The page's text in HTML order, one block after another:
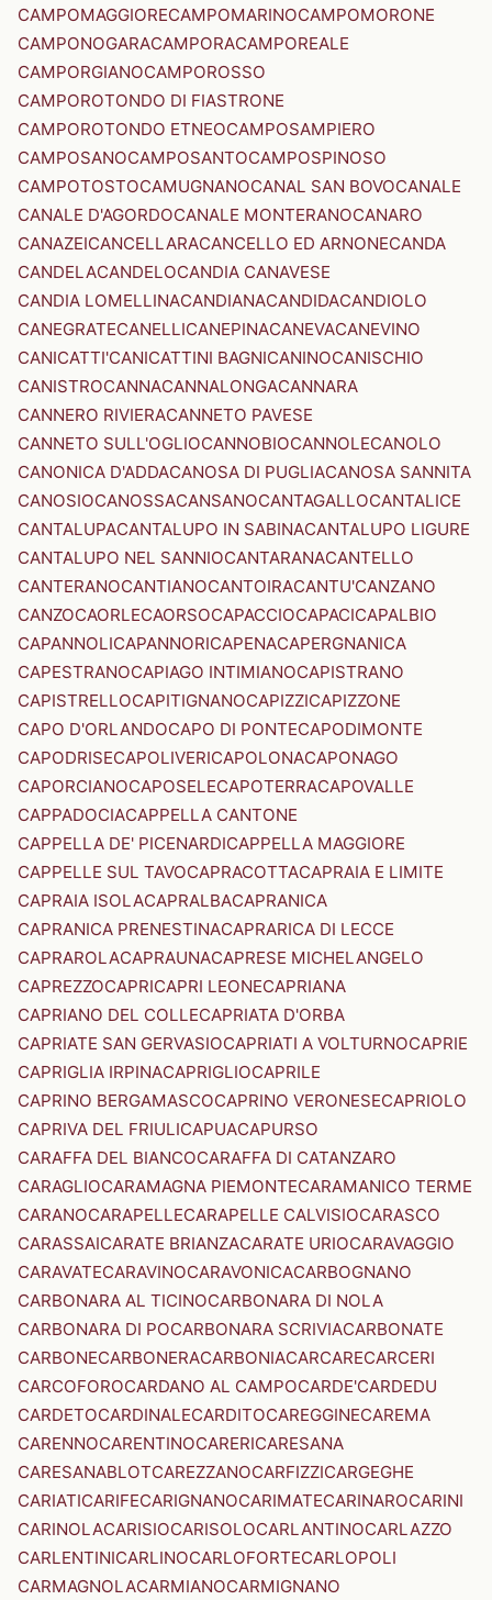
CAMPOMAGGIORECAMPOMARINOCAMPOMORONE
CAMPONOGARACAMPORACAMPOREALE
CAMPORGIANOCAMPOROSSO
CAMPOROTONDO DI FIASTRONE
CAMPOROTONDO ETNEOCAMPOSAMPIERO
CAMPOSANOCAMPOSANTOCAMPOSPINOSO
CAMPOTOSTOCAMUGNANOCANAL SAN BOVOCANALE
CANALE D'AGORDOCANALE MONTERANOCANARO
CANAZEICANCELLARACANCELLO ED ARNONECANDA
CANDELACANDELOCANDIA CANAVESE
CANDIA LOMELLINACANDIANACANDIDACANDIOLO
CANEGRATECANELLICANEPINACANEVACANEVINO
CANICATTI'CANICATTINI BAGNICANINOCANISCHIO
CANISTROCANNACANNALONGACANNARA
CANNERO RIVIERACANNETO PAVESE
CANNETO SULL'OGLIOCANNOBIOCANNOLECANOLO
CANONICA D'ADDACANOSA DI PUGLIACANOSA SANNITA
CANOSIOCANOSSACANSANOCANTAGALLOCANTALICE
CANTALUPACANTALUPO IN SABINACANTALUPO LIGURE
CANTALUPO NEL SANNIOCANTARANACANTELLO
CANTERANOCANTIANOCANTOIRACANTU'CANZANO
CANZOCAORLECAORSOCAPACCIOCAPACICAPALBIO
CAPANNOLICAPANNORICAPENACAPERGNANICA
CAPESTRANOCAPIAGO INTIMIANOCAPISTRANO
CAPISTRELLOCAPITIGNANOCAPIZZICAPIZZONE
CAPO D'ORLANDOCAPO DI PONTECAPODIMONTE
CAPODRISECAPOLIVERICAPOLONACAPONAGO
CAPORCIANOCAPOSELECAPOTERRACAPOVALLE
CAPPADOCIACAPPELLA CANTONE
CAPPELLA DE' PICENARDICAPPELLA MAGGIORE
CAPPELLE SUL TAVOCAPRACOTTACAPRAIA E LIMITE
CAPRAIA ISOLACAPRALBACAPRANICA
CAPRANICA PRENESTINACAPRARICA DI LECCE
CAPRAROLACAPRAUNACAPRESE MICHELANGELO
CAPREZZOCAPRICAPRI LEONECAPRIANA
CAPRIANO DEL COLLECAPRIATA D'ORBA
CAPRIATE SAN GERVASIOCAPRIATI A VOLTURNOCAPRIE
CAPRIGLIA IRPINACAPRIGLIOCAPRILE
CAPRINO BERGAMASCOCAPRINO VERONESECAPRIOLO
CAPRIVA DEL FRIULICAPUACAPURSO
CARAFFA DEL BIANCOCARAFFA DI CATANZARO
CARAGLIOCARAMAGNA PIEMONTECARAMANICO TERME
CARANOCARAPELLECARAPELLE CALVISIOCARASCO
CARASSAICARATE BRIANZACARATE URIOCARAVAGGIO
CARAVATECARAVINOCARAVONICACARBOGNANO
CARBONARA AL TICINOCARBONARA DI NOLA
CARBONARA DI POCARBONARA SCRIVIACARBONATE
CARBONECARBONERACARBONIACARCARECARCERI
CARCOFOROCARDANO AL CAMPOCARDE'CARDEDU
CARDETOCARDINALECARDITOCAREGGINECAREMA
CARENNOCARENTINOCARERICARESANA
CARESANABLOTCAREZZANOCARFIZZICARGEGHE
CARIATICARIFECARIGNANOCARIMATECARINAROCARINI
CARINOLACARISIOCARISOLOCARLANTINOCARLAZZO
CARLENTINICARLINOCARLOFORTECARLOPOLI
CARMAGNOLACARMIANOCARMIGNANO